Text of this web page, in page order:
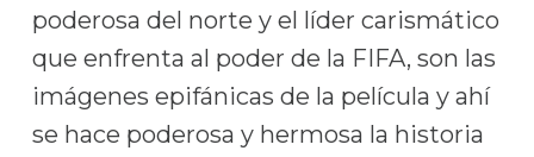
poderosa del norte y el líder carismático
que enfrenta al poder de la FIFA, son las
imágenes epifánicas de la película y ahí
se hace poderosa y hermosa la historia